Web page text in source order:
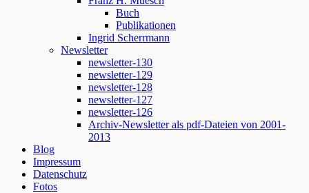
Buch
Publikationen
Ingrid Scherrmann
Newsletter
newsletter-130
newsletter-129
newsletter-128
newsletter-127
newsletter-126
Archiv-Newsletter als pdf-Dateien von 2001-
2013
Blog
Impressum
Datenschutz
Fotos